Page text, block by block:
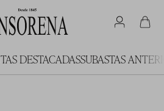
DESTACADASSUBASTAS